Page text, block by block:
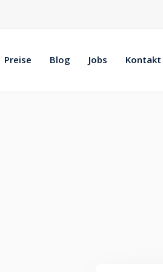
Preise Blog Jobs Kontakt